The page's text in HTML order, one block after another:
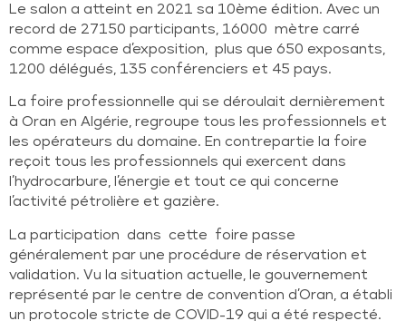
Le salon a atteint en 2021 sa 10ème édition. Avec un
record de 27150 participants, 16000 mètre carré
comme espace d’exposition, plus que 650 exposants,
1200 délégués, 135 conférenciers et 45 pays.
La foire professionnelle qui se déroulait dernièrement
à Oran en Algérie, regroupe tous les professionnels et
les opérateurs du domaine. En contrepartie la foire
reçoit tous les professionnels qui exercent dans
l’hydrocarbure, l’énergie et tout ce qui concerne
l’activité pétrolière et gazière.
La participation dans cette foire passe
généralement par une procédure de réservation et
validation. Vu la situation actuelle, le gouvernement
représenté par le centre de convention d’Oran, a établi
un protocole stricte de COVID-19 qui a été respecté.